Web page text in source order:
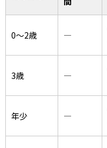
0〜2歳 ―
3歳 ―
年少 ―